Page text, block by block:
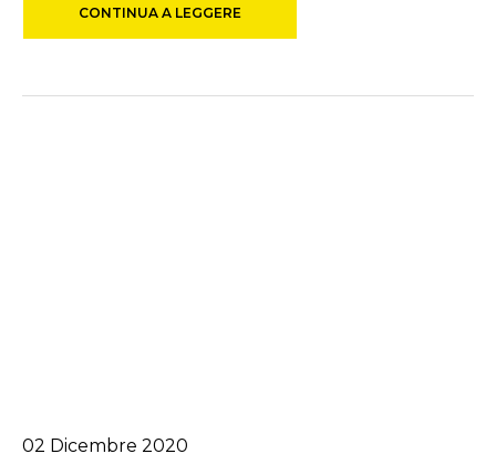
CONTINUA A LEGGERE
02 Dicembre 2020